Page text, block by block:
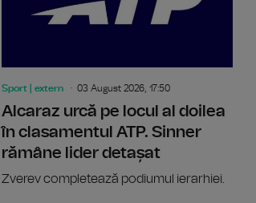
Sport | extern 03 August 2026, 17:50
Alcaraz urcă pe locul al doilea
în clasamentul ATP. Sinner
rămâne lider detașat
Zverev completează podiumul ierarhiei.